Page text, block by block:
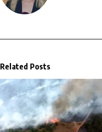
Related Posts